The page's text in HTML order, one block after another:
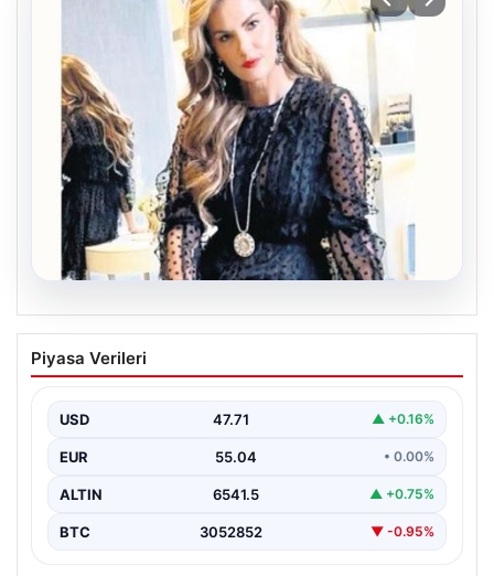
Bavulun ortak paydası kitap
Çocukluğundan bu yana aynı anda birkaç kitap
Piyasa Verileri
USD 47.71 ▲ +0.16%
EUR 55.04 • 0.00%
ALTIN 6541.5 ▲ +0.75%
BTC 3052852 ▼ -0.95%